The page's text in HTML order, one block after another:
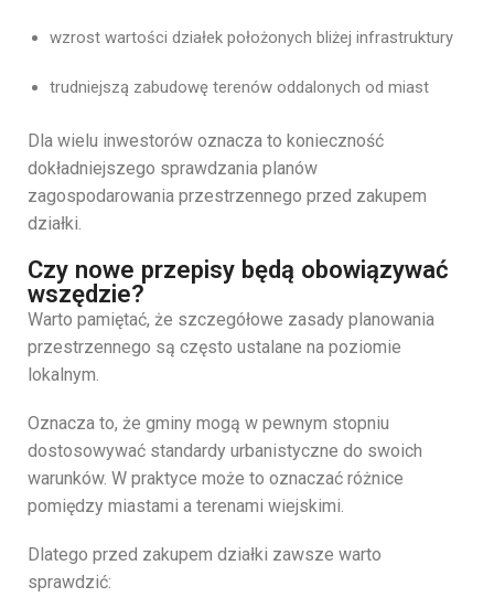
wzrost wartości działek położonych bliżej infrastruktury
trudniejszą zabudowę terenów oddalonych od miast
Dla wielu inwestorów oznacza to konieczność
dokładniejszego sprawdzania planów
zagospodarowania przestrzennego przed zakupem
działki.
Czy nowe przepisy będą obowiązywać
wszędzie?
Warto pamiętać, że szczegółowe zasady planowania
przestrzennego są często ustalane na poziomie
lokalnym.
Oznacza to, że gminy mogą w pewnym stopniu
dostosowywać standardy urbanistyczne do swoich
warunków. W praktyce może to oznaczać różnice
pomiędzy miastami a terenami wiejskimi.
Dlatego przed zakupem działki zawsze warto
sprawdzić: